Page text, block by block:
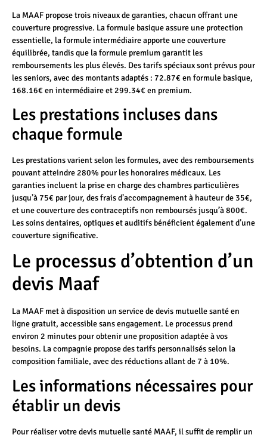
La MAAF propose trois niveaux de garanties, chacun offrant une
couverture progressive. La formule basique assure une protection
essentielle, la formule intermédiaire apporte une couverture
équilibrée, tandis que la formule premium garantit les
remboursements les plus élevés. Des tarifs spéciaux sont prévus pour
les seniors, avec des montants adaptés : 72.87€ en formule basique,
168.16€ en intermédiaire et 299.34€ en premium.
Les prestations incluses dans
chaque formule
Les prestations varient selon les formules, avec des remboursements
pouvant atteindre 280% pour les honoraires médicaux. Les
garanties incluent la prise en charge des chambres particulières
jusqu’à 75€ par jour, des frais d’accompagnement à hauteur de 35€,
et une couverture des contraceptifs non remboursés jusqu’à 800€.
Les soins dentaires, optiques et auditifs bénéficient également d’une
couverture significative.
Le processus d’obtention d’un
devis Maaf
La MAAF met à disposition un service de devis mutuelle santé en
ligne gratuit, accessible sans engagement. Le processus prend
environ 2 minutes pour obtenir une proposition adaptée à vos
besoins. La compagnie propose des tarifs personnalisés selon la
composition familiale, avec des réductions allant de 7 à 10%.
Les informations nécessaires pour
établir un devis
Pour réaliser votre devis mutuelle santé MAAF, il suffit de remplir un